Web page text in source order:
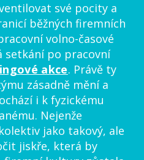
své pocity a
běžných firemních
volno-časové
setkání po pracovní
akce. Právě ty
zásadně mění a
i k fyzickému
Nejenže
jako takový, ale
jiskře, která by